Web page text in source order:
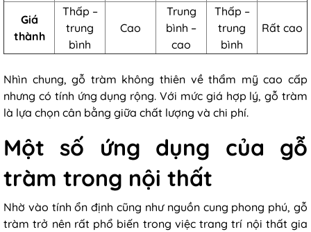
Giá
thành
Thấp –
trung
bình
Cao
Trung
bình –
cao
Thấp –
trung
bình
Rất cao
Nhìn chung, gỗ tràm không thiên về thẩm mỹ cao cấp
nhưng có tính ứng dụng rộng. Với mức giá hợp lý, gỗ tràm
là lựa chọn cân bằng giữa chất lượng và chi phí.
Một số ứng dụng của gỗ
tràm trong nội thất
Nhờ vào tính ổn định cũng như nguồn cung phong phú, gỗ
tràm trở nên rất phổ biến trong việc trang trí nội thất gia